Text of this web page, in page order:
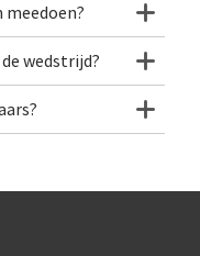
wedstrijd?